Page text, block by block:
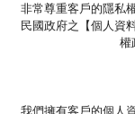
非常尊重客戶的隱私
民國政府之【個人資
權
我們擁有客戶的個人